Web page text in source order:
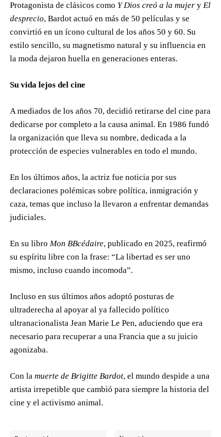
Protagonista de clásicos como Y Dios creó a la mujer y El
desprecio, Bardot actuó en más de 50 películas y se
convirtió en un ícono cultural de los años 50 y 60. Su
estilo sencillo, su magnetismo natural y su influencia en
la moda dejaron huella en generaciones enteras.
Su vida lejos del cine
A mediados de los años 70, decidió retirarse del cine para
dedicarse por completo a la causa animal. En 1986 fundó
la organización que lleva su nombre, dedicada a la
protección de especies vulnerables en todo el mundo.
En los últimos años, la actriz fue noticia por sus
declaraciones polémicas sobre política, inmigración y
caza, temas que incluso la llevaron a enfrentar demandas
judiciales.
En su libro Mon BBcédaire, publicado en 2025, reafirmó
su espíritu libre con la frase: “La libertad es ser uno
mismo, incluso cuando incomoda”.
Incluso en sus últimos años adoptó posturas de
ultraderecha al apoyar al ya fallecido político
ultranacionalista Jean Marie Le Pen, aduciendo que era
necesario para recuperar a una Francia que a su juicio
agonizaba.
Con la muerte de Brigitte Bardot, el mundo despide a una
artista irrepetible que cambió para siempre la historia del
cine y el activismo animal.